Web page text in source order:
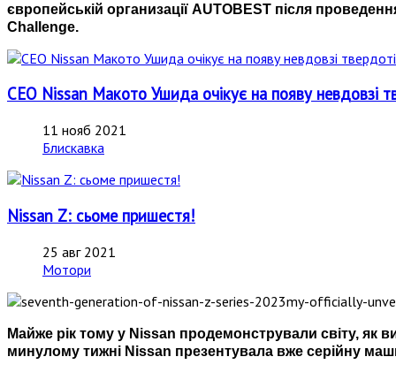
європейській организації AUTOBEST після
Challenge.
CEO Nissan Макото Ушида очікує на появу невдовзі
11 нояб 2021
Блискавка
Nissan Z: сьоме пришестя!
25 авг 2021
Мотори
Майже рік тому у Nissan продемонстрували світу, як
минулому тижні Nissan презентувала вже серійну